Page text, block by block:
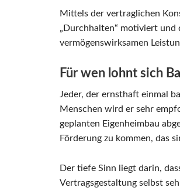
Mittels der vertraglichen
„Durchhalten“ motiviert
vermögenswirksamen
Für wen lohnt sich
Jeder, der ernsthaft einmal
Menschen wird er sehr
geplanten Eigenheimbau
Förderung zu kommen, das
Der tiefe Sinn liegt darin,
Vertragsgestaltung selbst